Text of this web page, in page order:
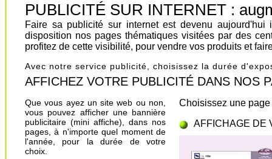
PUBLICITÉ SUR INTERNET :
Faire sa publicité sur internet est devenu
disposition nos pages thématiques visitées par des
profitez de cette visibilité, pour vendre vos produits et
Avec notre service publicité, choisissez la durée
AFFICHEZ VOTRE PUBLICITÉ DANS NOS
Que vous ayez un site web ou non,
vous pouvez afficher une bannière
publicitaire (mini affiche), dans nos
pages, à n'importe quel moment de
l'année, pour la durée de votre
choix.
Choisissez une
AFFICHAGE DE